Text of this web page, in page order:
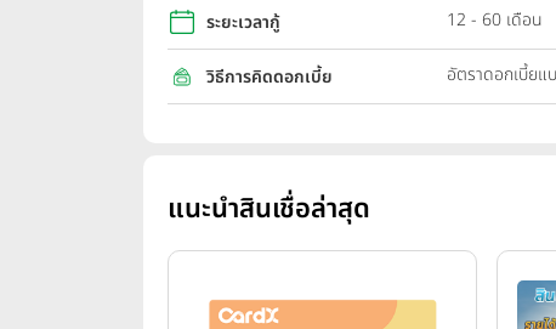
ระยะเวลากู้ 12 - 60 เดือน
วิธีการคิดดอกเบี้ย อัตราดอกเบี้ย
แนะนำสินเชื่อล่าสุด